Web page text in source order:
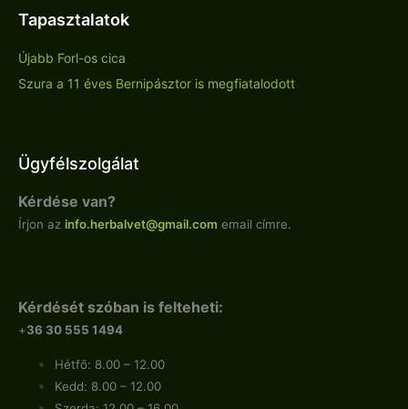
Tapasztalatok
Újabb Forl-os cica
Szura a 11 éves Bernipásztor is megfiatalodott
Ügyfélszolgálat
Kérdése van?
Írjon az info.herbalvet@gmail.com email címre.
Kérdését szóban is felteheti:
+36 30 555 1494
Hétfő: 8.00 – 12.00
Kedd: 8.00 – 12.00